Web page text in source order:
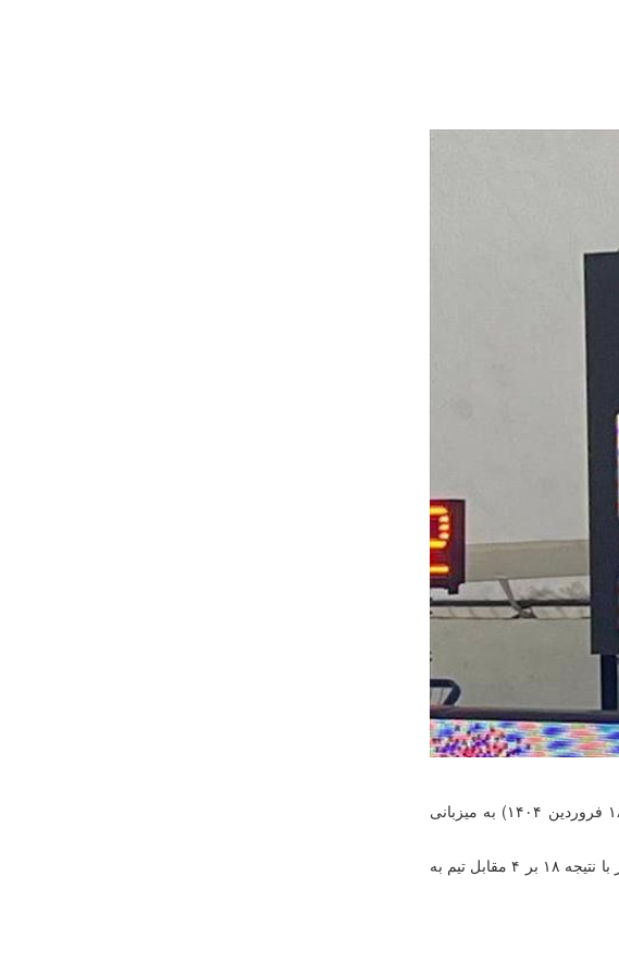
به گزارش روابط عمومی فدراسیون بسکتبال، مسابقات المپیک دانش‌ آموزی ۲۰۲۵ - صربستان، امروز (دوشنبه - ۱۸ فروردین ۱۴۰۴) به میزبانی
دختران بسکتبالیست ایران در بازی اول خود با نتیجه ۸ بر ۵ مقابل صربستان به پیروزی رسیدند و در دیگر دیدار خود نیز با نتیجه ۱۸ بر ۴ مقابل تیم به